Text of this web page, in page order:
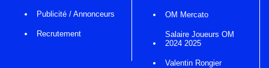
Publicité / Annonceurs
Recrutement
OM Mercato
Salaire Joueurs OM
2024 2025
Valentin Rongier